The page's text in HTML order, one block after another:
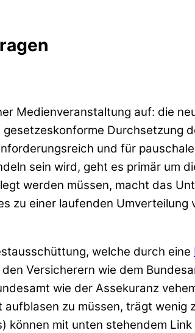
Medienveranstaltung auf: die
Durchsetzung
und für
sein wird, geht es primär um
werden müssen, macht das
einer laufenden Umverteilung
welche durch eine
Versicherern wie dem
wie der Assekuranz
zu müssen, trägt wenig
können mit unten stehendem